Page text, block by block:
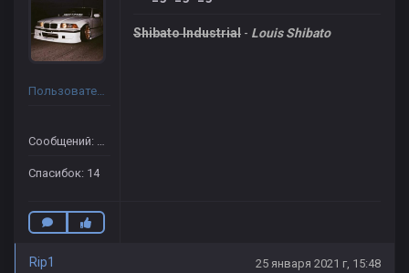
Пользователь
Сообщений: 54
Спасибок: 14
Shibato Industrial - Louis Shibato
Rip1 25 января 2021 г, 15:48